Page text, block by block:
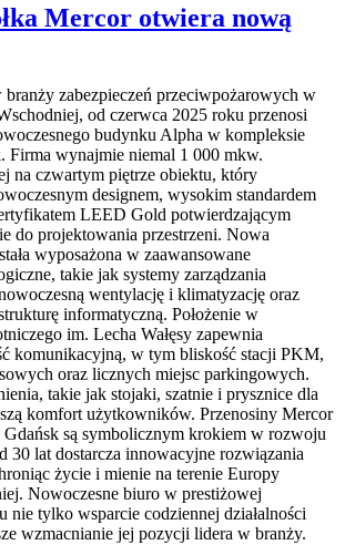
Mercor otwiera nową
zabezpieczeń przeciwpożarowych w
od czerwca 2025 roku przenosi
budynku Alpha w kompleksie
Firma wynajmie niemal 1 000 mkw.
na czwartym piętrze obiektu, który
designem, wysokim standardem
LEED Gold potwierdzającym
do projektowania przestrzeni. Nowa
wyposażona w zaawansowane
takie jak systemy zarządzania
wentylację i klimatyzację oraz
informatyczną. Położenie w
im. Lecha Wałęsy zapewnia
komunikacyjną, w tym bliskość stacji PKM,
oraz licznych miejsc parkingowych.
takie jak stojaki, szatnie i prysznice dla
komfort użytkowników. Przenosiny Mercor
są symbolicznym krokiem w rozwoju
30 lat dostarcza innowacyjne rozwiązania
życie i mienie na terenie Europy
Nowoczesne biuro w prestiżowej
nie tylko wsparcie codziennej działalności
wzmacnianie jej pozycji lidera w branży.